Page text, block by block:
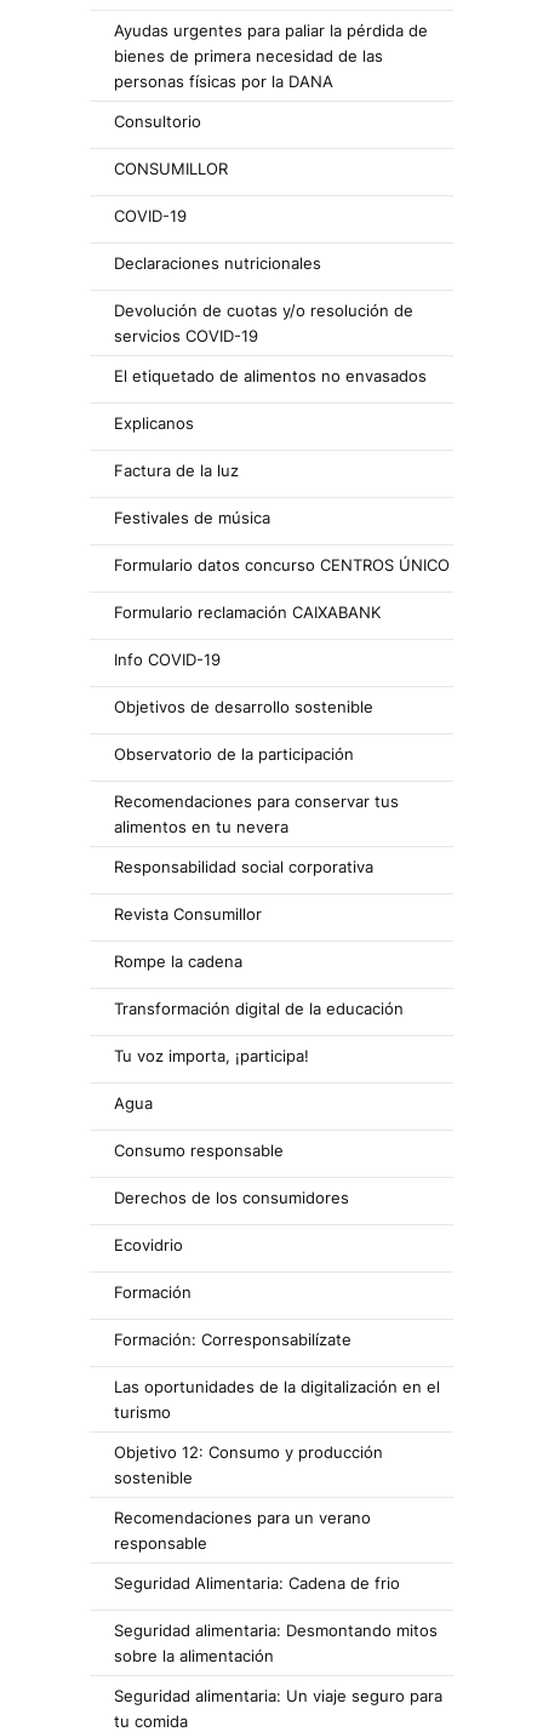
Ayudas urgentes para paliar la pérdida de
bienes de primera necesidad de las
personas físicas por la DANA
Consultorio
CONSUMILLOR
COVID-19
Declaraciones nutricionales
Devolución de cuotas y/o resolución de
servicios COVID-19
El etiquetado de alimentos no envasados
Explicanos
Factura de la luz
Festivales de música
Formulario datos concurso CENTROS ÚNICO
Formulario reclamación CAIXABANK
Info COVID-19
Objetivos de desarrollo sostenible
Observatorio de la participación
Recomendaciones para conservar tus
alimentos en tu nevera
Responsabilidad social corporativa
Revista Consumillor
Rompe la cadena
Transformación digital de la educación
Tu voz importa, ¡participa!
Agua
Consumo responsable
Derechos de los consumidores
Ecovidrio
Formación
Formación: Corresponsabilízate
Las oportunidades de la digitalización en el
turismo
Objetivo 12: Consumo y producción
sostenible
Recomendaciones para un verano
responsable
Seguridad Alimentaria: Cadena de frio
Seguridad alimentaria: Desmontando mitos
sobre la alimentación
Seguridad alimentaria: Un viaje seguro para
tu comida